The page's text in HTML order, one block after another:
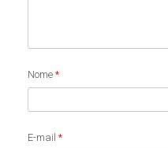
Nome *
E-mail *